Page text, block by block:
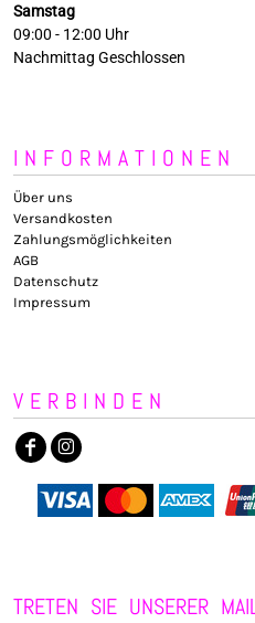
Samstag
09:00 - 12:00 Uhr
Nachmittag Geschlossen
INFORMATIONEN
Über uns
Versandkosten
Zahlungsmöglichkeiten
AGB
Datenschutz
Impressum
VERBINDEN
TRETEN SIE UNSERER